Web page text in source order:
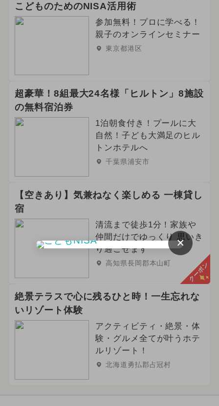
こどものためのNISA活用術
参加無料！プロに学べる！
親子のオンラインセミナー
東京都港区
超豪華！8組最大24名様「ヒルトン」8施設
の無料宿泊券
1泊朝食付き！プールに大
自然！子ども大満足のヒル
トンホテルへ
千葉県浦安市
【空きあり】気兼ねなく楽しめる 一棟貸し
宿
清流まで徒歩1分！家族や
仲間だけでゆっくり 思いき
り過ごせます
高知県長岡郡本山町 クーポン
絶景テラスで心に残るひと時！一生忘れな
いリゾート体験
アクティビティ・絶景・体
験・グルメ全てが叶うホテ
ルリゾート！
北海道勇払郡占冠村
×